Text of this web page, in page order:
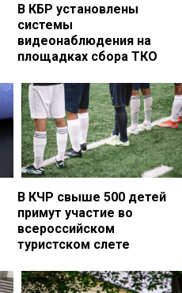
В КБР установлены
системы
видеонаблюдения на
площадках сбора ТКО
В КЧР свыше 500 детей
примут участие во
всероссийском
туристском слете